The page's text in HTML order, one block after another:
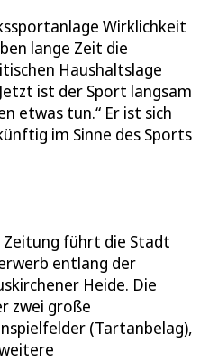
Wirklichkeit
lange Zeit die
Haushaltslage
ist der Sport langsam
etwas tun.“ Er ist sich
im Sinne des Sports
führt die Stadt
entlang der
Heide. Die
zwei große
(Tartanbelag),